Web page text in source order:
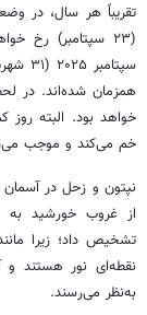
تقریباً هر سال، در
همزمان شده‌اند. در
خواهد بود. البته
خم می‌کند و موجب
نپتون و زحل در آسمان
از غروب خورشید به
تشخیص داد؛ زیرا
نقطه‌ای نور هستند
به‌نظر می‌رسند.